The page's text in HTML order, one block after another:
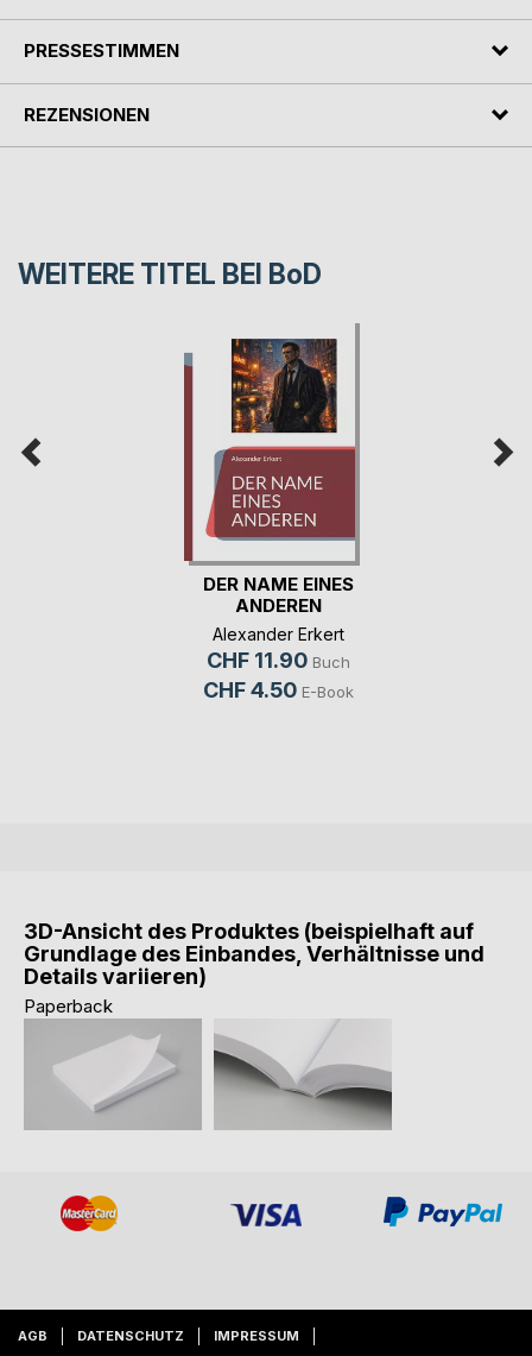
PRESSESTIMMEN
REZENSIONEN
WEITERE TITEL BEI BoD
DER NAME EINES
ANDEREN
Alexander Erkert
CHF 11.90 Buch
CHF 4.50 E-Book
3D-Ansicht des Produktes (beispielhaft auf
Grundlage des Einbandes, Verhältnisse und
Details variieren)
Paperback
AGB DATENSCHUTZ IMPRESSUM